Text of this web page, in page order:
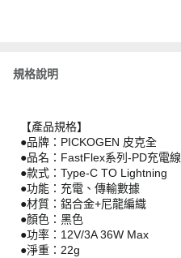
規格說明
【產品規格】
●品牌：PICKOGEN 皮克全
●品名：FastFlex系列-PD充電線
●款式：Type-C TO Lightning
●功能：充電、傳輸數據
●材質：鋁合金+尼龍編織
●顏色：黑色
●功率：12V/3A 36W Max
●淨重：22g